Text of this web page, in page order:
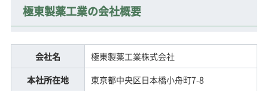
極東製薬工業の会社概要
会社名
極東製薬工業株式会社
本社所在地
東京都中央区日本橋小舟町7-8